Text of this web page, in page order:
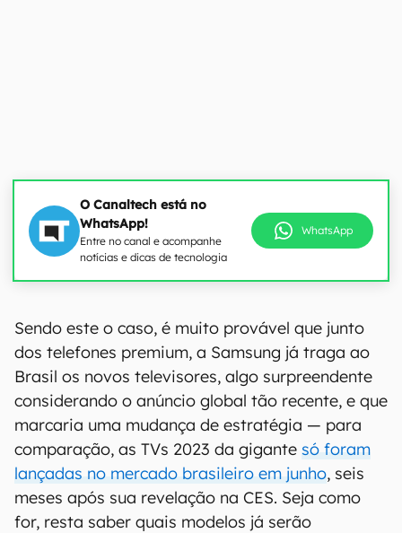
O Canaltech está no
WhatsApp!
Entre no canal e acompanhe
notícias e dicas de tecnologia
WhatsApp
00:00/04:51